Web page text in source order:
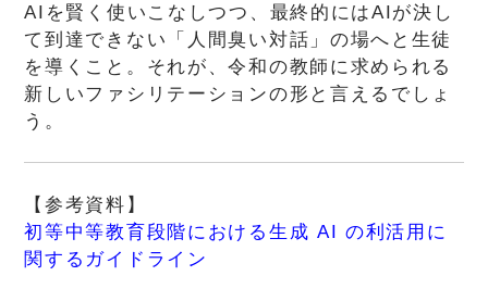
AIを賢く使いこなしつつ、最終的にはAIが決し
て到達できない「人間臭い対話」の場へと生徒
を導くこと。それが、令和の教師に求められる
新しいファシリテーションの形と言えるでしょ
う。
【参考資料】
初等中等教育段階における生成 AI の利活用に
関するガイドライン